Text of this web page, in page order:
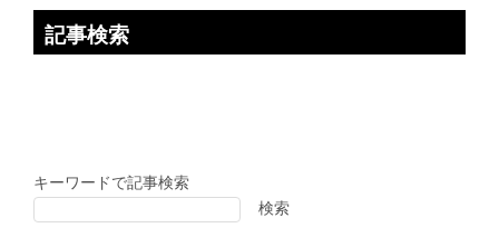
記事検索
キーワードで記事検索
検索